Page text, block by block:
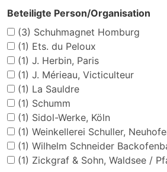
Beteiligte Person/Organisation
(3) Schuhmagnet Homburg
(1) Ets. du Peloux
(1) J. Herbin, Paris
(1) J. Mérieau, Victiculteur
(1) La Sauldre
(1) Schumm
(1) Sidol-Werke, Köln
(1) Weinkellerei Schuller,
(1) Wilhelm Schneider
(1) Zickgraf & Sohn, Waldsee /